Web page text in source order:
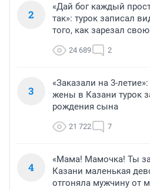
2
«Дай бог каждый
так»: турок записал
того, как зарезал
24 689 2
3
«Заказали на 3-
жены в Казани турок
рождения сына
21 722 7
4
«Мама! Мамочка! Ты
Казани маленькая
отгоняла мужчину от